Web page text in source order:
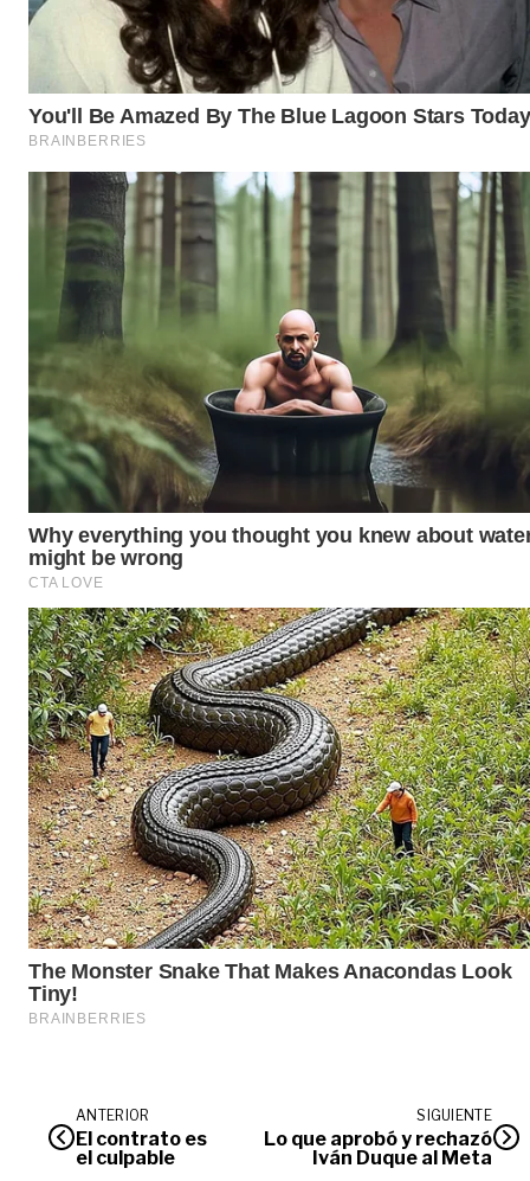
ANTERIOR
El contrato es
el culpable
SIGUIENTE
Lo que aprobó y rechazó
Iván Duque al Meta